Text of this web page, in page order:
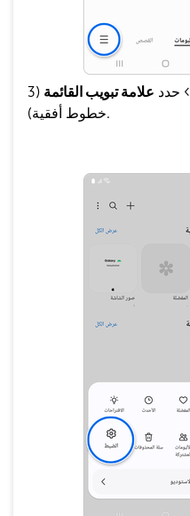
> حدد علامة تبويب القائمة (3
خطوط أفقية).